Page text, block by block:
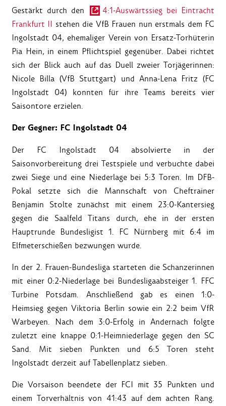
Gestärkt durch den
4:1-Auswärtssieg bei Eintracht
Frankfurt II stehen die VfB Frauen nun erstmals dem FC
Ingolstadt 04, ehemaliger Verein von Ersatz-Torhüterin
Pia Hein, in einem Pflichtspiel gegenüber. Dabei richtet
sich der Blick auch auf das Duell zweier Torjägerinnen:
Nicole Billa (VfB Stuttgart) und Anna-Lena Fritz (FC
Ingolstadt 04) konnten für ihre Teams bereits vier
Saisontore erzielen.
Der Gegner: FC Ingolstadt 04
Der FC Ingolstadt 04 absolvierte in der
Saisonvorbereitung drei Testspiele und verbuchte dabei
zwei Siege und eine Niederlage bei 5:3 Toren. Im DFB-
Pokal setzte sich die Mannschaft von Cheftrainer
Benjamin Stolte zunächst mit einem 23:0-Kantersieg
gegen die Saalfeld Titans durch, ehe in der ersten
Hauptrunde Bundesligist 1. FC Nürnberg mit 6:4 im
Elfmeterschießen bezwungen wurde.
In der 2. Frauen-Bundesliga starteten die Schanzerinnen
mit einer 0:2-Niederlage bei Bundesligaabsteiger 1. FFC
Turbine Potsdam. Anschließend gab es einen 1:0-
Heimsieg gegen Viktoria Berlin sowie ein 2:2 beim VfR
Warbeyen. Nach dem 3:0-Erfolg in Andernach folgte
zuletzt eine knappe 0:1-Heimniederlage gegen den SC
Sand. Mit sieben Punkten und 6:5 Toren steht
Ingolstadt derzeit auf Tabellenplatz sieben.
Die Vorsaison beendete der FCI mit 35 Punkten und
einem Torverhältnis von 41:43 auf dem achten Rang.